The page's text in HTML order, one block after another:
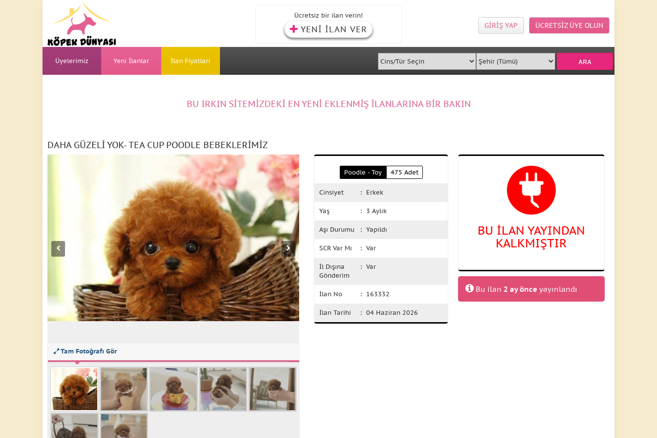
Ücretsiz bir ilan verin!
YENİ İLAN VER ÜCRETSİZ ÜYE OLUN
GİRİŞ YAP
Üyelerimiz Yeni İlanlar İlan Fiyatları
BU IRKIN SİTEMİZDEKİ EN YENİ EKLENMİŞ İLANLARINA BİR BAKIN
DAHA GÜZELİ YOK- TEA CUP POODLE BEBEKLERİMİZ
Tam Fotoğrafı Gör
Poodle - Toy 475 Adet
Cinsiyet : Erkek
Yaş : 3 Aylık
Aşı Durumu : Yapıldı
SCR Var Mı : Var
İl Dışına
Gönderim
: Var
İlan No : 163332
İlan Tarihi : 04 Haziran 2026
BU İLAN YAYINDAN
KALKMIŞTIR
Bu ilan 2 ay önce yayınlandı